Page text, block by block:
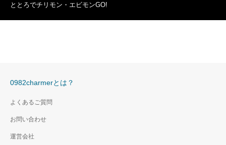
ととろでチリモン・エビモンGO!
0982charmerとは？
よくあるご質問
お問い合わせ
運営会社